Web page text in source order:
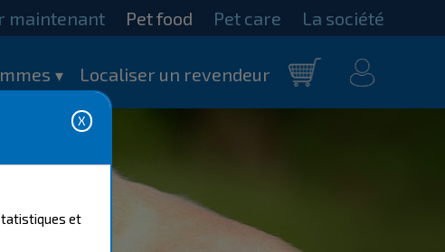
et
maintenant Pet food Pet care La société
Localiser un revendeur
Panier
mon
compte